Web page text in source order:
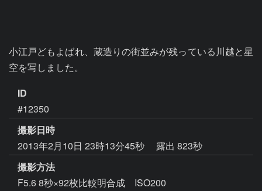
小江戸どもよばれ、蔵造りの街並みが残っている川越と星
空を写しました。
ID
#12350
撮影日時
2013年2月10日 23時13分45秒
露出 823秒
撮影方法
F5.6 8秒×92枚比較明合成 ISO200